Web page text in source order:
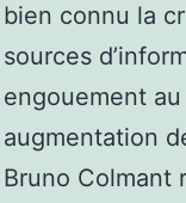
bien connu la
sources
engouement
augmentation
Bruno Colmant